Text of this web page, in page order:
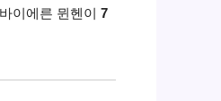
이에른 뮌헨이 7